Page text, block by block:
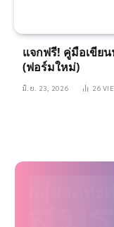
แจกฟรี! คู่มือเขีย
(ฟอร์มใหม่)
มิ.ย. 23, 2026 26